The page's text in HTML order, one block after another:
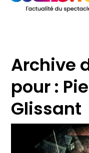
Archive
pour :
Glissant